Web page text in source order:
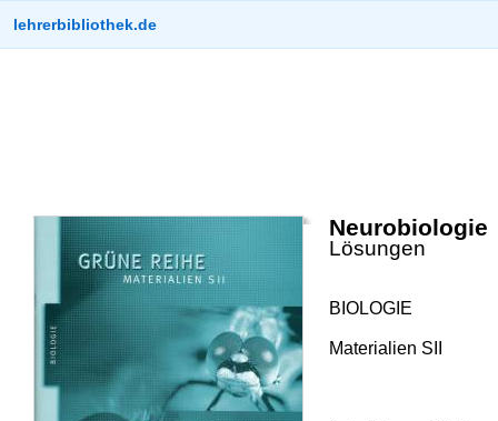
lehrerbibliothek.de
Neurobiologie
Lösungen
BIOLOGIE
Materialien SII